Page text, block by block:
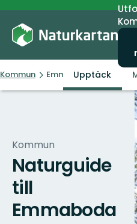
Kommun EmmabodaUpptäck
Kommun
Naturguide
till
Emmaboda